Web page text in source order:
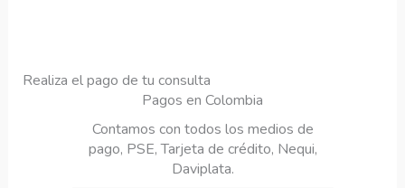
Realiza el pago de tu consulta
Pagos en Colombia
Contamos con todos los medios de
pago, PSE, Tarjeta de crédito, Nequi,
Daviplata.